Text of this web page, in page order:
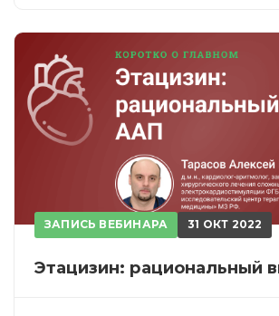
ЗАПИСЬ ВЕБИНАРА 31 ОКТ 2022
Этацизин: рациональный